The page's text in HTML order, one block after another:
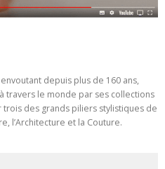
depuis plus de 160 ans,
travers le monde par ses collections
des grands piliers stylistiques de
l’Architecture et la Couture.